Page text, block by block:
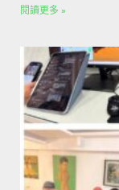
閱讀更多 »